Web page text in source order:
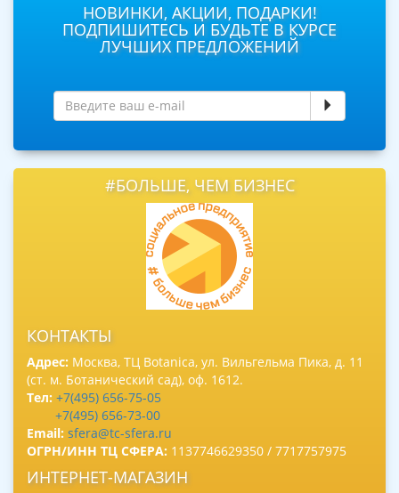
НОВИНКИ, АКЦИИ, ПОДАРКИ!
ПОДПИШИТЕСЬ И БУДЬТЕ В КУРСЕ
ЛУЧШИХ ПРЕДЛОЖЕНИЙ
#БОЛЬШЕ, ЧЕМ БИЗНЕС
КОНТАКТЫ
Адрес: Москва, ТЦ Botanica, ул. Вильгельма Пика, д. 11
(ст. м. Ботанический сад), оф. 1612.
Тел: +7(495) 656-75-05
+7(495) 656-73-00
Email: sfera@tc-sfera.ru
ОГРН/ИНН ТЦ СФЕРА: 1137746629350 / 7717757975
ИНТЕРНЕТ-МАГАЗИН